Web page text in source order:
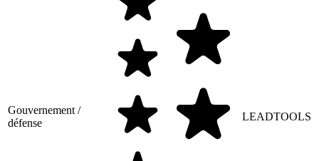
Gouvernement /
défense
LEADTOOLS